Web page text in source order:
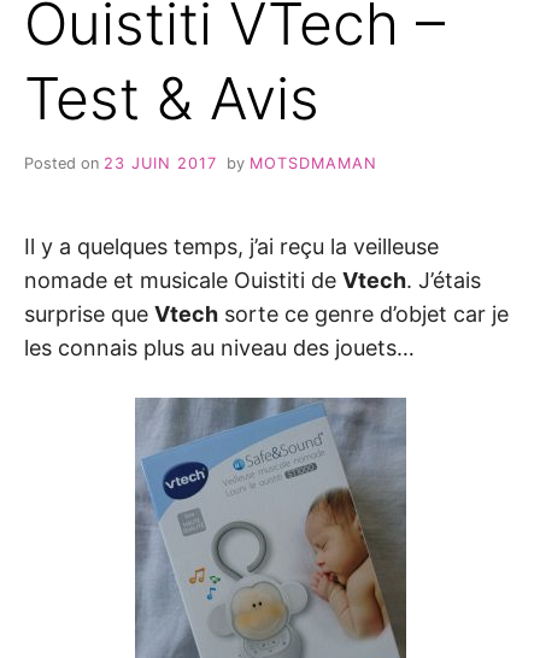
Ouistiti VTech –
Test & Avis
Posted on 23 JUIN 2017 by MOTSDMAMAN
Il y a quelques temps, j’ai reçu la veilleuse
nomade et musicale Ouistiti de Vtech. J’étais
surprise que Vtech sorte ce genre d’objet car je
les connais plus au niveau des jouets…